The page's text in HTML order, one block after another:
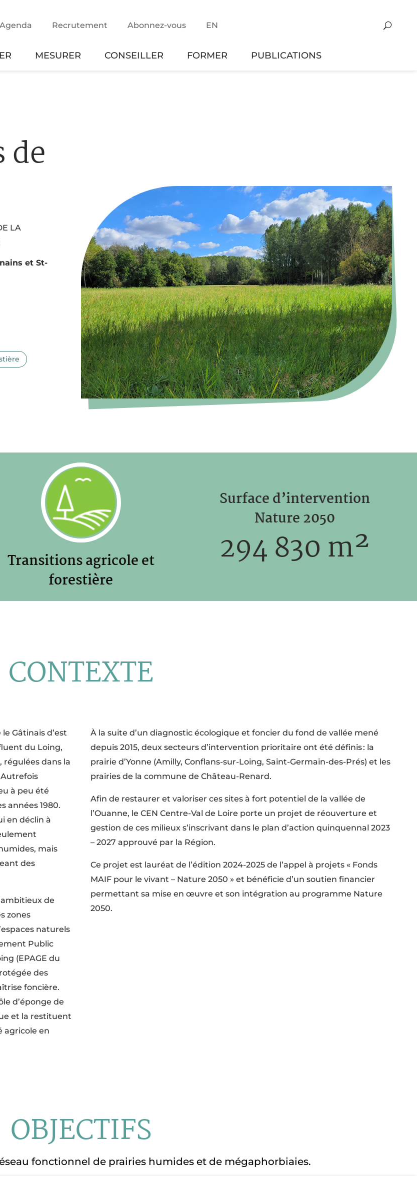
Agenda Recrutement Abonnez-vous EN
MESURER CONSEILLER FORMER PUBLICATIONS
de
LA
et St-
Transitions agricole et
forestière
Surface d’intervention
Nature 2050
294 830 m²
CONTEXTE
Gâtinais d’est
du Loing,
régulées dans la
Autrefois
à peu été
années 1980.
en déclin à
mais
des
de
zones
naturels
Public
(EPAGE du
des
foncière.
d’éponge de
et la restituent
agricole en
À la suite d’un diagnostic écologique et foncier du fond de vallée mené
depuis 2015, deux secteurs d’intervention prioritaire ont été définis : la
prairie d’Yonne (Amilly, Conflans-sur-Loing, Saint-Germain-des-Prés) et les
prairies de la commune de Château-Renard.
Afin de restaurer et valoriser ces sites à fort potentiel de la vallée de
l’Ouanne, le CEN Centre-Val de Loire porte un projet de réouverture et
gestion de ces milieux s’inscrivant dans le plan d’action quinquennal 2023
– 2027 approuvé par la Région.
Ce projet est lauréat de l’édition 2024-2025 de l’appel à projets « Fonds
MAIF pour le vivant – Nature 2050 » et bénéficie d’un soutien financier
permettant sa mise en œuvre et son intégration au programme Nature
2050.
OBJECTIFS
fonctionnel de prairies humides et de mégaphorbiaies.